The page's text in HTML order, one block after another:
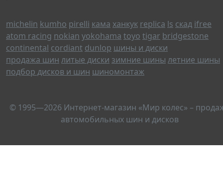
michelin kumho pirelli кама ханкук replica ls скад ifree
atom racing nokian yokohama toyo tigar bridgestone
continental cordiant dunlop шины и диски
продажа шин литые диски зимние шины летние шины
подбор дисков и шин шиномонтаж
© 1995—2026 Интернет-магазин «Мир колес» –
автомобильных шин и дисков